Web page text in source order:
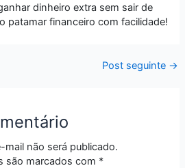
dinheiro extra sem sair de
patamar financeiro com facilidade!
Post seguinte →
mail não será publicado.
são marcados com *